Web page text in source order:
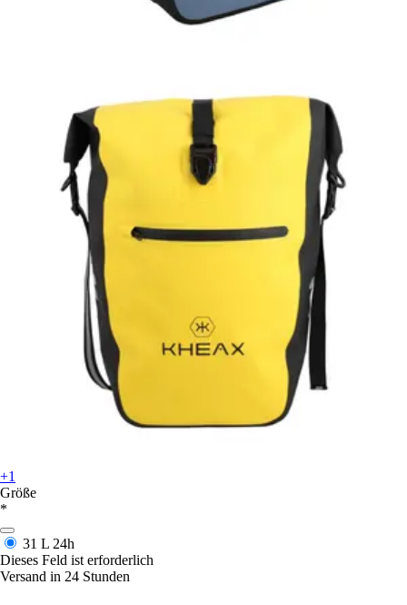
+1
Größe
*
31 L 24h
Dieses Feld ist erforderlich
Versand in 24 Stunden